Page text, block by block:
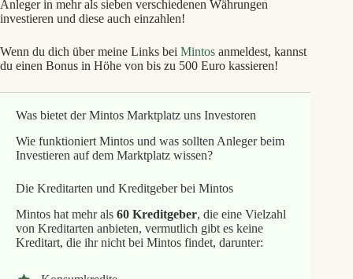
Anleger in mehr als sieben verschiedenen Währungen
investieren und diese auch einzahlen!
Wenn du dich über meine Links bei Mintos anmeldest, kannst
du einen Bonus in Höhe von bis zu 500 Euro kassieren!
Was bietet der Mintos Marktplatz uns Investoren
Wie funktioniert Mintos und was sollten Anleger beim
Investieren auf dem Marktplatz wissen?
Die Kreditarten und Kreditgeber bei Mintos
Mintos hat mehr als 60 Kreditgeber, die eine Vielzahl
von Kreditarten anbieten, vermutlich gibt es keine
Kreditart, die ihr nicht bei Mintos findet, darunter: